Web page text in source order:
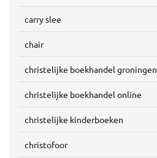
carry slee
chair
christelijke boekhandel groningen
christelijke boekhandel online
christelijke kinderboeken
christofoor